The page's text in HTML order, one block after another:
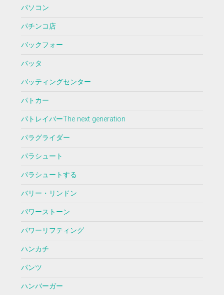
パソコン
パチンコ店
バックフォー
バッタ
バッティングセンター
パトカー
パトレイバーThe next generation
パラグライダー
パラシュート
パラシュートする
バリー・リンドン
パワーストーン
パワーリフティング
ハンカチ
パンツ
ハンバーガー